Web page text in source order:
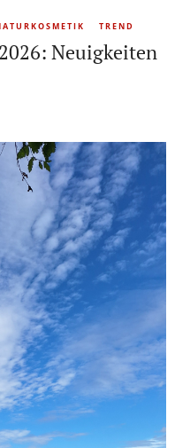
TREND
Neuigkeiten